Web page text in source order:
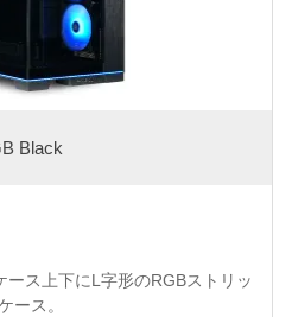
Black
ース上下にL字形のRGBストリッ
ース。